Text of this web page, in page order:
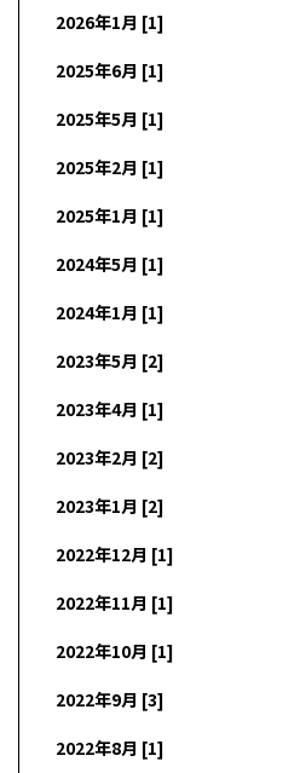
2026年1月 [1]
2025年6月 [1]
2025年5月 [1]
2025年2月 [1]
2025年1月 [1]
2024年5月 [1]
2024年1月 [1]
2023年5月 [2]
2023年4月 [1]
2023年2月 [2]
2023年1月 [2]
2022年12月 [1]
2022年11月 [1]
2022年10月 [1]
2022年9月 [3]
2022年8月 [1]